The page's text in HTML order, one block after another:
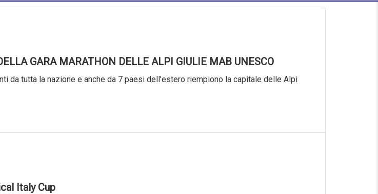
GARA MARATHON DELLE ALPI GIULIE MAB UNESCO
da tutta la nazione e anche da 7 paesi dell’estero riempiono la capitale delle Alpi
Italy Cup